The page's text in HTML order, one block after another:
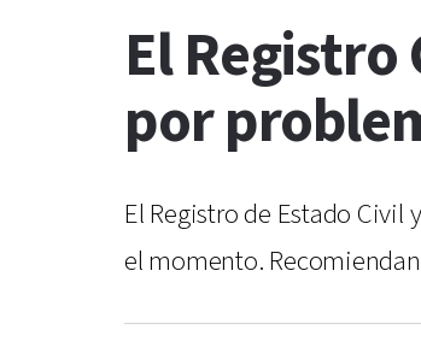
El
por
El Registro de Estado Civil
el momento.